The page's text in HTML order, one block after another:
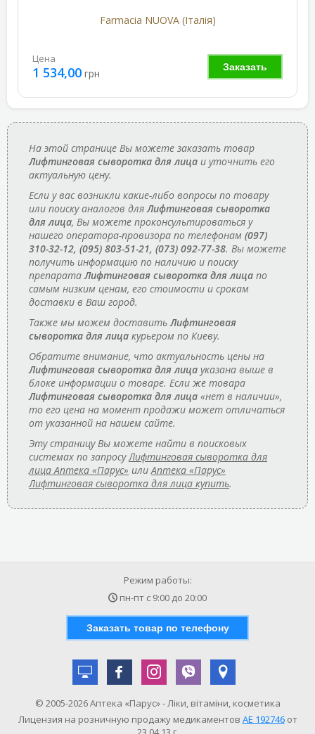
Farmacia NUOVA (Італія)
Заказать
Цена
1 534,00 грн
На этой странице Вы можете заказать товар
Лифтинговая сыворотка для лица и уточнить его
актуальную цену.
Если у вас возникли какие-либо вопросы по товару
или поиску аналогов дляЛифтинговая сыворотка
для лица, Вы можете проконсультироваться у
нашего оператора-провизора по телефонам (097)
310-32-12, (095) 803-51-21, (073) 092-77-38. Вы можете
получить информацию по наличию и поиску
препаратаЛифтинговая сыворотка для лица по
самым низким ценам, его стоимости и срокам
доставки в Ваш город.
Также мы можем доставитьЛифтинговая
сыворотка для лица курьером по Киеву.
Обратите внимание, что актуальность цены на
Лифтинговая сыворотка для лица указана выше в
блоке информации о товаре. Если же товара
Лифтинговая сыворотка для лица «нет в наличии»,
то его цена на момент продажи может отличаться
от указанной на нашем сайте.
Эту страницу Вы можете найти в поисковых
системах по запросуЛифтинговая сыворотка для
лица Аптека «Парус» илиАптека «Парус»
Лифтинговая сыворотка для лица купить.
Режим работы:
пн-пт с 9:00 до 20:00
Заказать товар по телефону
© 2005-2026 Аптека «Парус» - Ліки, вітаміни, косметика
Лицензия на розничную продажу медикаментов АE 192746от